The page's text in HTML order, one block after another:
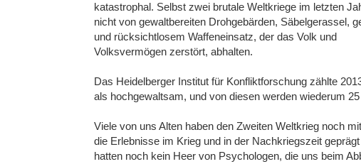
katastrophal. Selbst zwei brutale Weltkriege im letzten
nicht von gewaltbereiten Drohgebärden, Säbelgerassel,
und rücksichtlosem Waffeneinsatz, der das Volk und
Volksvermögen zerstört, abhalten.
Das Heidelberger Institut für Konfliktforschung zählte
als hochgewaltsam, und von diesen werden wiederum
Viele von uns Alten haben den Zweiten Weltkrieg noch
die Erlebnisse im Krieg und in der Nachkriegszeit
hatten noch kein Heer von Psychologen, die uns beim